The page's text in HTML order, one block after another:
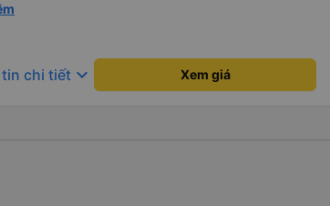
cho xe qua mà thấy nghề này khổ
chi tiết keyboard_arrow_down Xem giá